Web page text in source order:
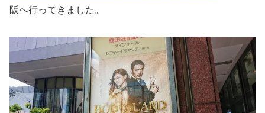
阪へ行ってきました。